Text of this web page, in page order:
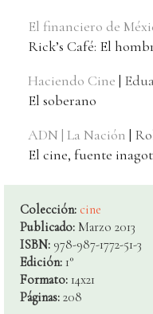
El financiero de
Rick’s Café: El
Haciendo Cine |
El soberano
ADN | La Nación |
El cine, fuente
Colección: cine
Publicado: Marzo 2013
ISBN: 978-987-1772-51-3
Edición: 1°
Formato: 14x21
Páginas: 208